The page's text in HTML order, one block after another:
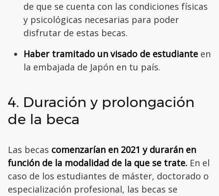
de que se cuenta con las condiciones físicas
y psicológicas necesarias para poder
disfrutar de estas becas.
Haber tramitado un visado de estudiante en
la embajada de Japón en tu país.
4. Duración y prolongación
de la beca
Las becas comenzarían en 2021 y durarán en
función de la modalidad de la que se trate. En el
caso de los estudiantes de máster, doctorado o
especialización profesional, las becas se